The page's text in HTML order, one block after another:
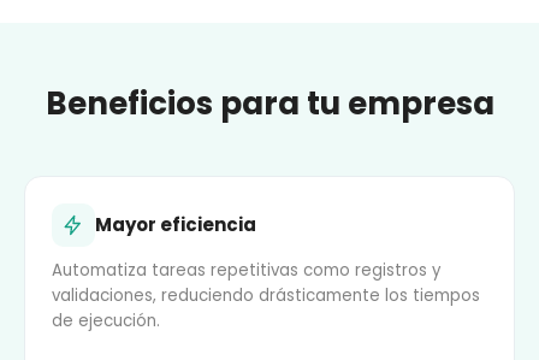
Beneficios para tu empresa
Mayor eficiencia
Automatiza tareas repetitivas como registros y
validaciones, reduciendo drásticamente los tiempos
de ejecución.